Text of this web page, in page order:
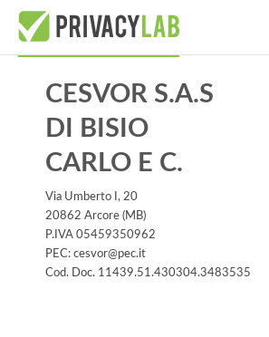
CESVOR S.A.S
DI BISIO
CARLO E C.
Via Umberto I, 20
20862 Arcore (MB)
P.IVA 05459350962
PEC: cesvor@pec.it
Cod. Doc. 11439.51.430304.3483535